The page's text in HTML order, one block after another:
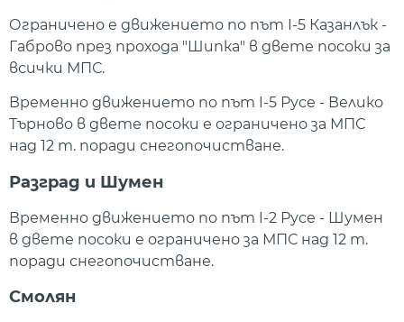
Ограничено е движението по път I-5 Казанлък -
Габрово през прохода "Шипка" в двете посоки за
всички МПС.
Временно движението по път I-5 Русе - Велико
Търново в двете посоки е ограничено за МПС
над 12 т. поради снегопочистване.
Разград и Шумен
Временно движението по път I-2 Русе - Шумен
в двете посоки е ограничено за МПС над 12 т.
поради снегопочистване.
Смолян